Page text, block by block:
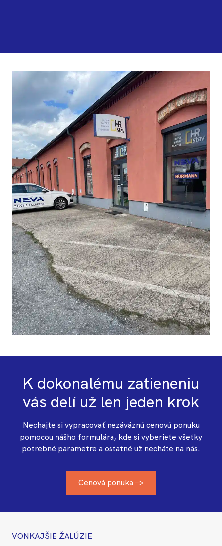
K dokonalému zatieneniu
vás delí už len jeden krok
Nechajte si vypracovať nezáväznú cenovú ponuku
pomocou nášho formulára, kde si vyberiete všetky
potrebné parametre a ostatné už necháte na nás.
Cenová ponuka →
VONKAJŠIE ŽALÚZIE